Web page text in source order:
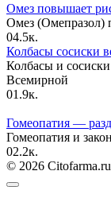
Омез повышает
Омез (Омепразол)
04.5к.
Колбасы сосиски
Колбасы и
Всемирной
01.9к.
Гомеопатия —
Гомеопатия и
02.2к.
© 2026 Citofarma.ru